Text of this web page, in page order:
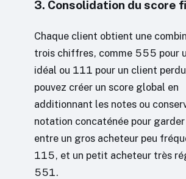
3. Consolidation du score
Chaque client obtient une
trois chiffres, comme 555 pour
idéal ou 111 pour un client
pouvez créer un score global en
additionnant les notes ou
notation concaténée pour
entre un gros acheteur peu
115, et un petit acheteur très
551.